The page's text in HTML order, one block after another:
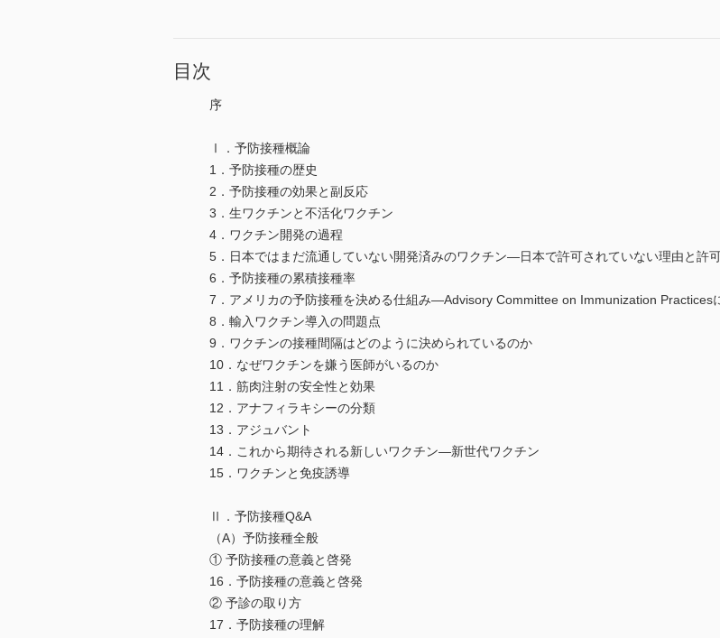
目次
序
Ⅰ．予防接種概論
1．予防接種の歴史
2．予防接種の効果と副反応
3．生ワクチンと不活化ワクチン
4．ワクチン開発の過程
5．日本ではまだ流通していない開発済みのワクチン―日本で許可されていない理由と許
6．予防接種の累積接種率
7．アメリカの予防接種を決める仕組み―Advisory Committee on Immunization Practices
8．輸入ワクチン導入の問題点
9．ワクチンの接種間隔はどのように決められているのか
10．なぜワクチンを嫌う医師がいるのか
11．筋肉注射の安全性と効果
12．アナフィラキシーの分類
13．アジュバント
14．これから期待される新しいワクチン―新世代ワクチン
15．ワクチンと免疫誘導
Ⅱ．予防接種Q&A
（A）予防接種全般
① 予防接種の意義と啓発
16．予防接種の意義と啓発
② 予診の取り方
17．予防接種の理解